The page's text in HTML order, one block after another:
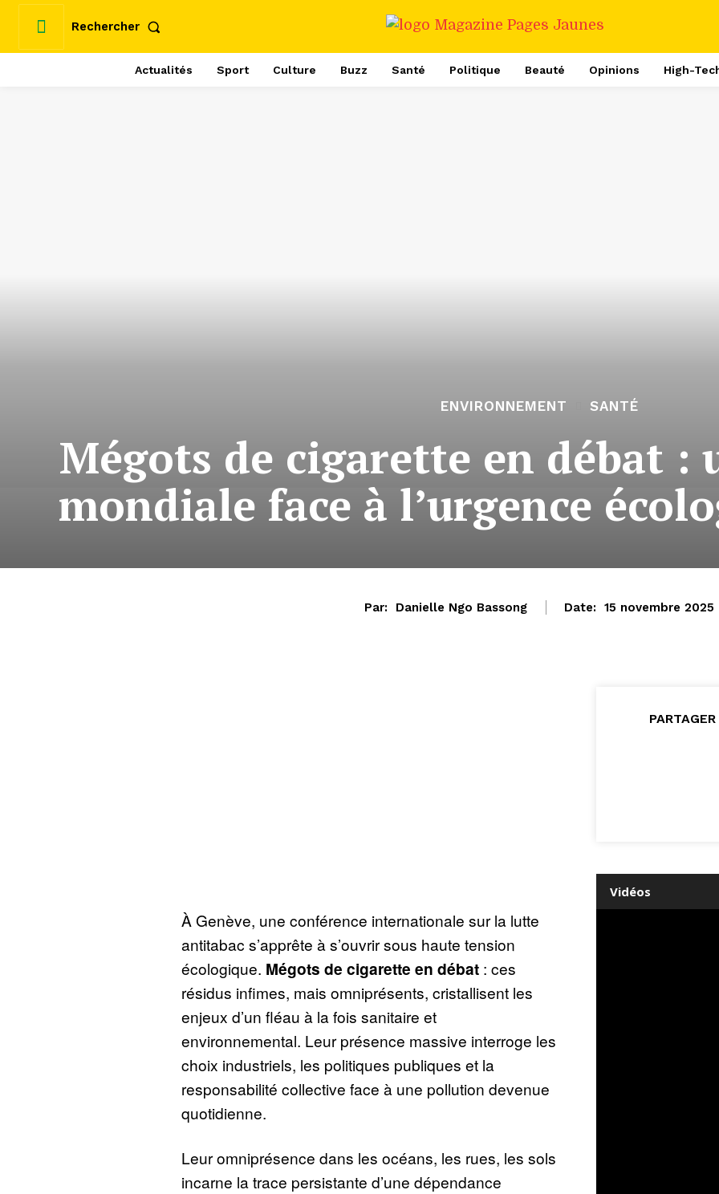
Rechercher
Actualités Sport Culture Buzz Santé Politique Beauté Opinions High-
ENVIRONNEMENT SANTÉ
Mégots de cigarette en débat :
mondiale face à l’urgence
Par: Danielle Ngo Bassong Date: 15 novembre 2025
À Genève, une conférence internationale sur la lutte
antitabac s’apprête à s’ouvrir sous haute tension
écologique. Mégots de cigarette en débat: ces
résidus infimes, mais omniprésents, cristallisent les
enjeux d’un fléau à la fois sanitaire et
environnemental. Leur présence massive interroge les
choix industriels, les politiques publiques et la
responsabilité collective face à une pollution devenue
quotidienne.
Leur omniprésence dans les océans, les rues, les sols
incarne la trace persistante d’une dépendance
PARTAGER
Vidéos